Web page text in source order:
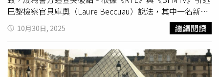
巴黎檢察官貝庫奧（Laure Beccuau）說法，其中一名新被
捕嫌犯早已是調查人員鎖定目標，警方透過遺留在現場的
DNA與其建立關聯。「他是我們一直在追蹤的對象」，貝庫
奧指出，其他4人則可能知情案情發展，有助調查掌握整體
犯案結構。遭竊文物為法國王室珠寶，價值難以估量，目前
仍未尋回。此次逮捕行動地點分布於巴黎及近郊塞納－聖但
10月30日, 2025 繼續閱讀